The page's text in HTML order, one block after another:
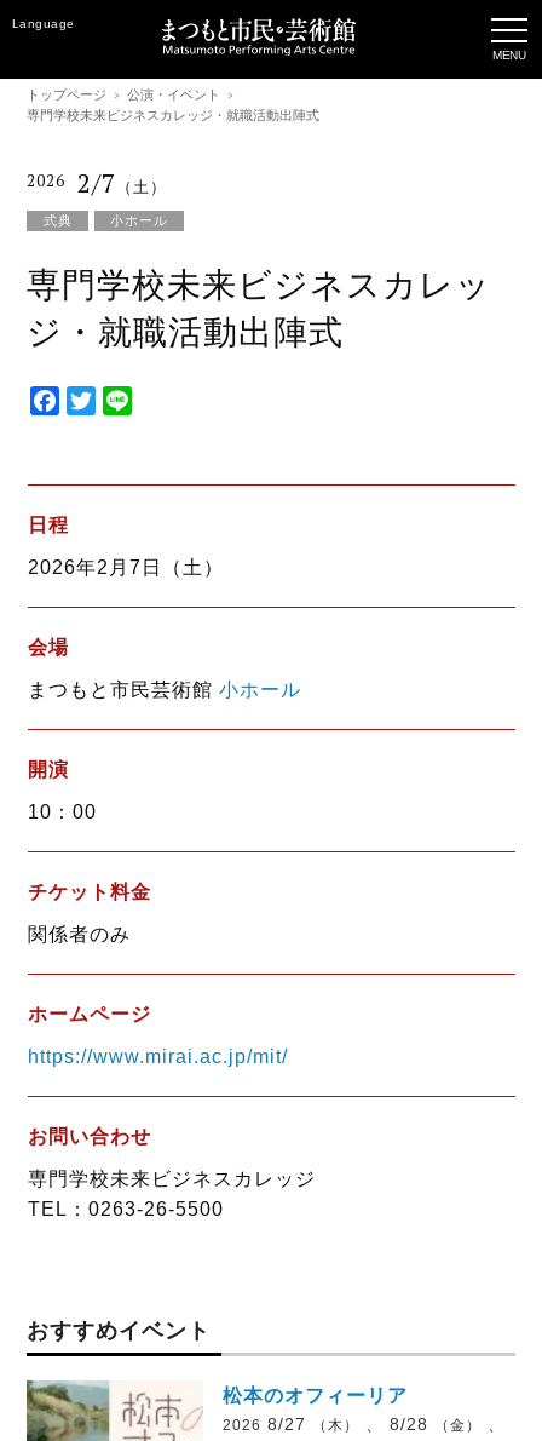
Language
トップページ
公演・イベント
専門学校未来ビジネスカレッジ・就職活動出陣式
2026 2/7 （土）
式典 小ホール
専門学校未来ビジネスカレッ
ジ・就職活動出陣式
F
e
b
o
k
T
t
r
e
日程
2026年2月7日（土）
会場
まつもと市民芸術館 小ホール
開演
10：00
チケット料金
関係者のみ
ホームページ
https://www.mirai.ac.jp/mit/
お問い合わせ
専門学校未来ビジネスカレッジ
TEL：0263-26-5500
おすすめイベント
松本のオフィーリア
2026 8/27 （木） 、 8/28 （金）